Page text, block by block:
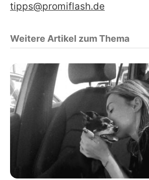
tipps@promiflash.de
Weitere Artikel zum Thema